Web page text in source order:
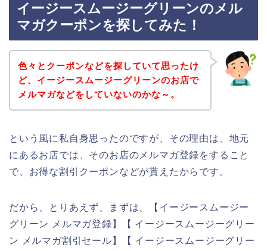
イージースムージーグリーンのメル
マガクーポンを探してみた！
色々とクーポンなどを探していて思ったけ
ど、イージースムージーグリーンのお店で
メルマガなどをしていないのかな～。
という風に私自身思ったのですが、その理由は、地元
にあるお店では、そのお店のメルマガ登録をすること
で、お得な割引クーポンなどが貰えたからです。
だから、とりあえず、まずは、【イージースムージー
グリーン メルマガ登録】【 イージースムージーグリー
ン メルマガ割引セール】【 イージースムージーグリー